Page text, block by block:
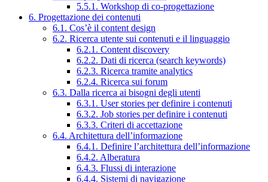
5.5.1. Workshop di co-progettazione
6. Progettazione dei contenuti
6.1. Cos’è il content design
6.2. Ricerca utente sui contenuti e il linguaggio
6.2.1. Content discovery
6.2.2. Dati di ricerca (search keywords)
6.2.3. Ricerca tramite analytics
6.2.4. Ricerca sui forum
6.3. Dalla ricerca ai bisogni degli utenti
6.3.1. User stories per definire i contenuti
6.3.2. Job stories per definire i contenuti
6.3.3. Criteri di accettazione
6.4. Architettura dell’informazione
6.4.1. Definire l’architettura dell’informazione
6.4.2. Alberatura
6.4.3. Flussi di interazione
6.4.4. Sistemi di navigazione